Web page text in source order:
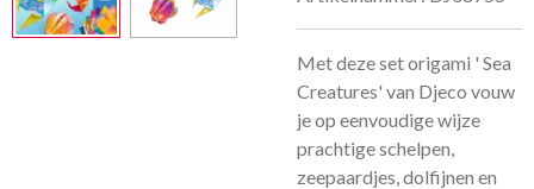
Met deze set origami ' Sea
Creatures' van Djeco vouw
je op eenvoudige wijze
prachtige schelpen,
zeepaardjes, dolfijnen en